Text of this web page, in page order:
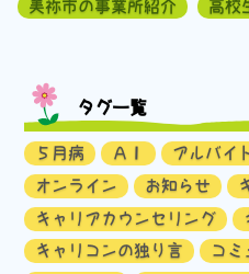
美祢市の事業所紹介
高校
タグ一覧
５月病 ＡＩ アルバイト
オンライン
お知らせ
キャリアカウンセリング
キャリコンの独り言
コミ